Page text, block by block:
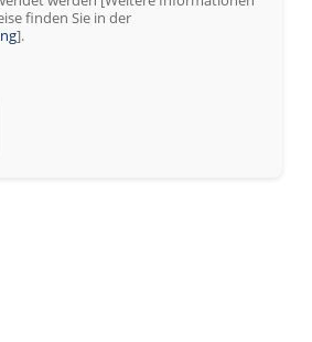
finden Sie in der
].